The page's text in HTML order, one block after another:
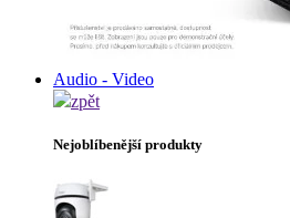
Audio - Video
zpět
Nejoblíbenější produkty